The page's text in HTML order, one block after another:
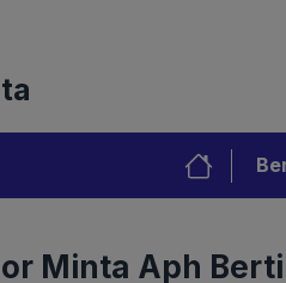
Minta Aph